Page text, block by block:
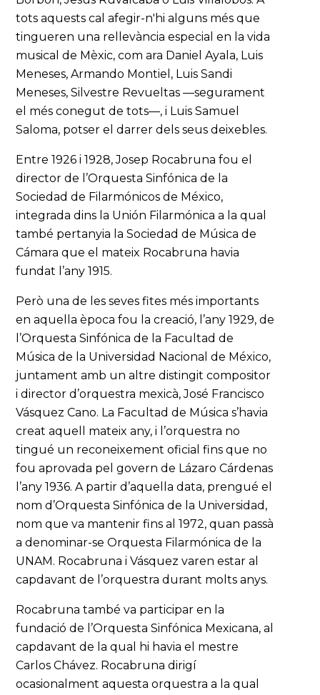
tots aquests cal afegir-n'hi alguns més que
tingueren una rellevància especial en la vida
musical de Mèxic, com ara Daniel Ayala, Luis
Meneses, Armando Montiel, Luis Sandi
Meneses, Silvestre Revueltas —segurament
el més conegut de tots—, i Luis Samuel
Saloma, potser el darrer dels seus deixebles.
Entre 1926 i 1928, Josep Rocabruna fou el
director de l’Orquesta Sinfónica de la
Sociedad de Filarmónicos de México,
integrada dins la Unión Filarmónica a la qual
també pertanyia la Sociedad de Música de
Cámara que el mateix Rocabruna havia
fundat l’any 1915.
Però una de les seves fites més importants
en aquella època fou la creació, l’any 1929, de
l’Orquesta Sinfónica de la Facultad de
Música de la Universidad Nacional de México,
juntament amb un altre distingit compositor
i director d’orquestra mexicà, José Francisco
Vásquez Cano. La Facultad de Música s’havia
creat aquell mateix any, i l’orquestra no
tingué un reconeixement oficial fins que no
fou aprovada pel govern de Lázaro Cárdenas
l’any 1936. A partir d’aquella data, prengué el
nom d’Orquesta Sinfónica de la Universidad,
nom que va mantenir fins al 1972, quan passà
a denominar-se Orquesta Filarmónica de la
UNAM. Rocabruna i Vásquez varen estar al
capdavant de l’orquestra durant molts anys.
Rocabruna també va participar en la
fundació de l’Orquesta Sinfónica Mexicana, al
capdavant de la qual hi havia el mestre
Carlos Chávez. Rocabruna dirigí
ocasionalment aquesta orquestra a la qual